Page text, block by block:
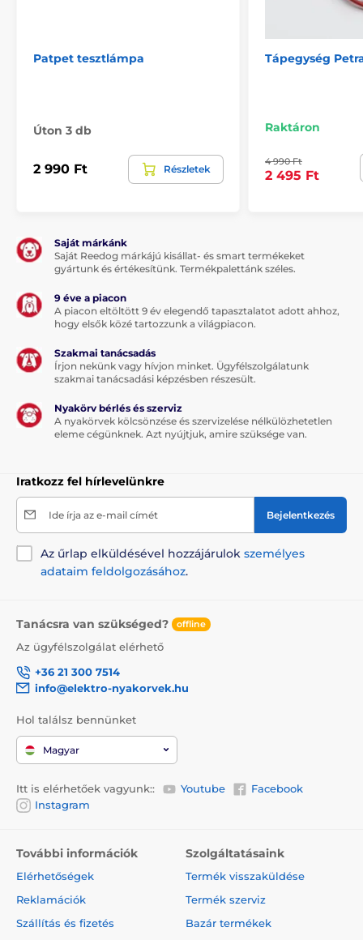
Patpet tesztlámpa
Úton 3 db
2 990 Ft Részletek
Tápegység
Raktáron
4 990 Ft
2 495 Ft
Saját márkánk
Saját Reedog márkájú kisállat- és smart termékeket
gyártunk és értékesítünk. Termékpalettánk széles.
9 éve a piacon
A piacon eltöltött 9 év elegendő tapasztalatot adott ahhoz,
hogy elsők közé tartozzunk a világpiacon.
Szakmai tanácsadás
Írjon nekünk vagy hívjon minket. Ügyfélszolgálatunk
szakmai tanácsadási képzésben részesült.
Nyakörv bérlés és szerviz
A nyakörvek kölcsönzése és szervizelése nélkülözhetetlen
eleme cégünknek. Azt nyújtjuk, amire szüksége van.
Iratkozz fel hírlevelünkre
Ide írja az e-mail címét Bejelentkezés
Az űrlap elküldésével hozzájárulok személyes
adataim feldolgozásához.
Tanácsra van szükséged? offline
Az ügyfélszolgálat elérhető
+36 21 300 7514
info@elektro-nyakorvek.hu
Hol találsz bennünket
Magyar
Itt is elérhetőek vagyunk:: Youtube
Facebook
Instagram
További információk
Elérhetőségek
Reklamációk
Szállítás és fizetés
Szolgáltatásaink
Termék visszaküldése
Termék szerviz
Bazár termékek